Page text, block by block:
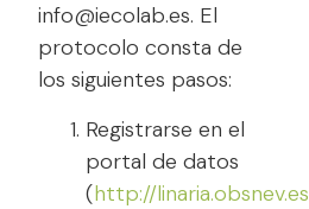
info@iecolab.es. El
protocolo consta de
los siguientes pasos:
Registrarse en el
portal de datos
(http://linaria.obsnev.es